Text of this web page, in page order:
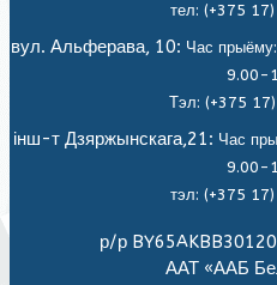
тел: (+375
вул. Альферава, 10: Час
9.00-
Тэл: (+375
інш-т Дзяржынскага,21: Час
9.00-
тэл: (+375
р/р
ААТ «ААБ